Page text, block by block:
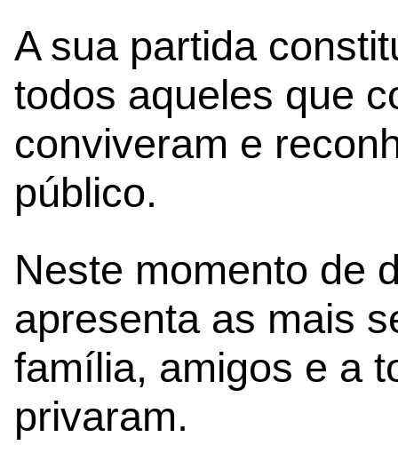
A sua partida
todos aqueles que
conviveram e
público.
Neste momento de
apresenta as mais
família, amigos e a
privaram.